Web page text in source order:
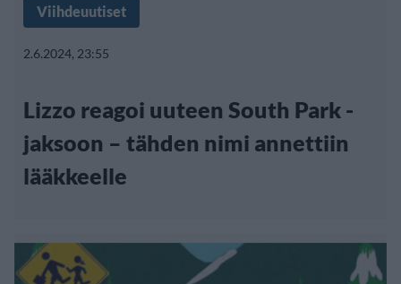
Viihdeuutiset
2.6.2024, 23:55
Lizzo reagoi uuteen South Park -
jaksoon – tähden nimi annettiin
lääkkeelle